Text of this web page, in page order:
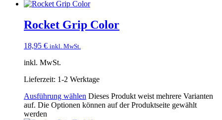
Rocket Grip Color
18,95 € inkl. MwSt.
inkl. MwSt.
Lieferzeit: 1-2 Werktage
Ausführung wählen Dieses Produkt weist mehrere Varianten
auf. Die Optionen können auf der Produktseite gewählt
werden